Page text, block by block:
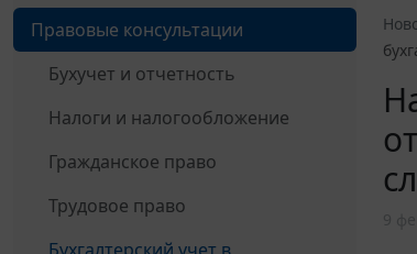
Правовые консультации
Бухучет и отчетность
Налоги и налогообложение
Гражданское право
Трудовое право